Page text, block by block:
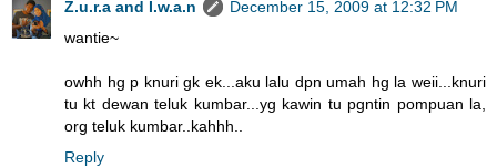
Z.u.r.a and I.w.a.n
December 15, 2009 at 12:32 PM
wantie~
owhh hg p knuri gk ek...aku lalu dpn umah hg la weii...knuri
tu kt dewan teluk kumbar...yg kawin tu pgntin pompuan la,
org teluk kumbar..kahhh..
Reply